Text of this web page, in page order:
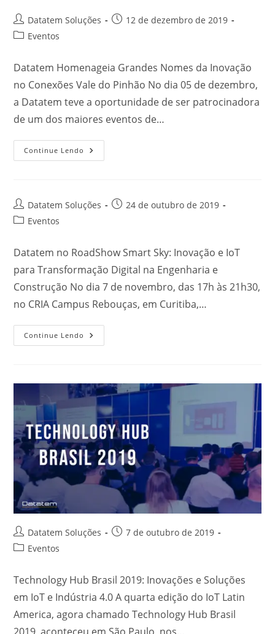
Datatem Soluções
12 de dezembro de 2019
Eventos
Datatem Homenageia Grandes Nomes da Inovação
no Conexões Vale do Pinhão No dia 05 de dezembro,
a Datatem teve a oportunidade de ser patrocinadora
de um dos maiores eventos de…
Continue Lendo
Datatem Soluções
24 de outubro de 2019
Eventos
Datatem no RoadShow Smart Sky: Inovação e IoT
para Transformação Digital na Engenharia e
Construção No dia 7 de novembro, das 17h às 21h30,
no CRIA Campus Rebouças, em Curitiba,…
Continue Lendo
Datatem Soluções
7 de outubro de 2019
Eventos
Technology Hub Brasil 2019: Inovações e Soluções
em IoT e Indústria 4.0 A quarta edição do IoT Latin
America, agora chamado Technology Hub Brasil